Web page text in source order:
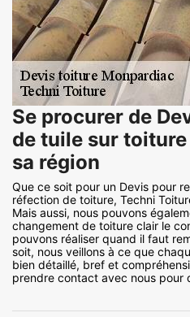
Se procurer de
de tuile sur
sa région
Que ce soit pour un Devis pour
réfection de toiture, Techni
Mais aussi, nous pouvons
changement de toiture clair le
pouvons réaliser quand il faut
soit, nous veillons à ce que
bien détaillé, bref et
prendre contact avec nous pour